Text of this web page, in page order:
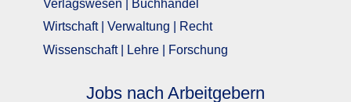
Verlagswesen | Buchhandel
Wirtschaft | Verwaltung | Recht
Wissenschaft | Lehre | Forschung
Jobs nach Arbeitgebern